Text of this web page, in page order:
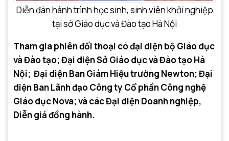
Diễn đàn hành trình học sinh, sinh viên khởi nghiệp
tại sở Giáo dục và Đào tạo Hà Nội
Tham gia phiên đối thoại có đại diện bộ Giáo dục
và Đào tạo; Đại diện Sở Giáo dục và Đào tạo Hà
Nội; Đại diện Ban Giám Hiệu trường Newton; Đại
diện Ban Lãnh đạo Công ty Cổ phần Công nghệ
Giáo dục Nova; và các Đại diện Doanh nghiệp,
Diễn giả đồng hành.